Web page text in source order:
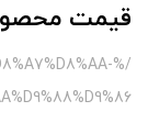
قیمت